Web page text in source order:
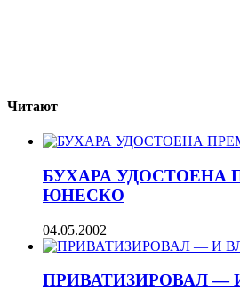
Читают
БУХАРА УДОСТОЕНА
ЮНЕСКО
04.05.2002
ПРИВАТИЗИРОВАЛ —